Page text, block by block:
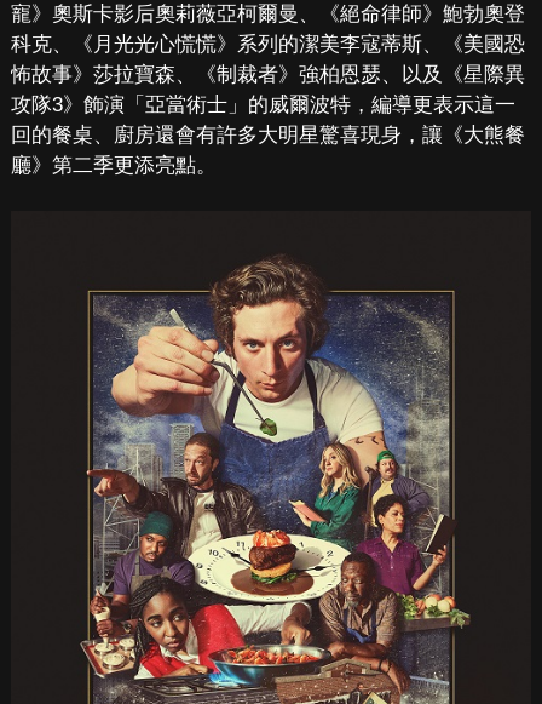
寵》奧斯卡影后奧莉薇亞柯爾曼、《絕命律師》鮑勃奧登
科克、《月光光心慌慌》系列的潔美李寇蒂斯、《美國恐
怖故事》莎拉寶森、《制裁者》強柏恩瑟、以及《星際異
攻隊3》飾演「亞當術士」的威爾波特，編導更表示這一
回的餐桌、廚房還會有許多大明星驚喜現身，讓《大熊餐
廳》第二季更添亮點。